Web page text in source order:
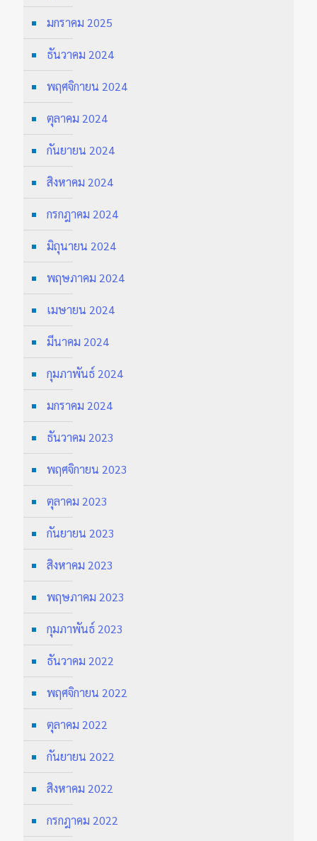
มกราคม 2025
ธันวาคม 2024
พฤศจิกายน 2024
ตุลาคม 2024
กันยายน 2024
สิงหาคม 2024
กรกฎาคม 2024
มิถุนายน 2024
พฤษภาคม 2024
เมษายน 2024
มีนาคม 2024
กุมภาพันธ์ 2024
มกราคม 2024
ธันวาคม 2023
พฤศจิกายน 2023
ตุลาคม 2023
กันยายน 2023
สิงหาคม 2023
พฤษภาคม 2023
กุมภาพันธ์ 2023
ธันวาคม 2022
พฤศจิกายน 2022
ตุลาคม 2022
กันยายน 2022
สิงหาคม 2022
กรกฎาคม 2022